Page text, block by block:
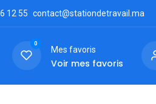
12 55 contact@stationdetravail.ma
0
Mes favoris
Voir mes favoris